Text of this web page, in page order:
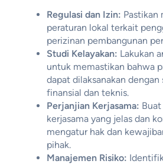
Regulasi dan Izin: Pastikan
peraturan lokal terkait
perizinan pembangunan
Studi Kelayakan: Lakukan
untuk memastikan bahwa
dapat dilaksanakan dengan
finansial dan teknis.
Perjanjian Kerjasama:
kerjasama yang jelas dan
mengatur hak dan
pihak.
Manajemen Risiko: